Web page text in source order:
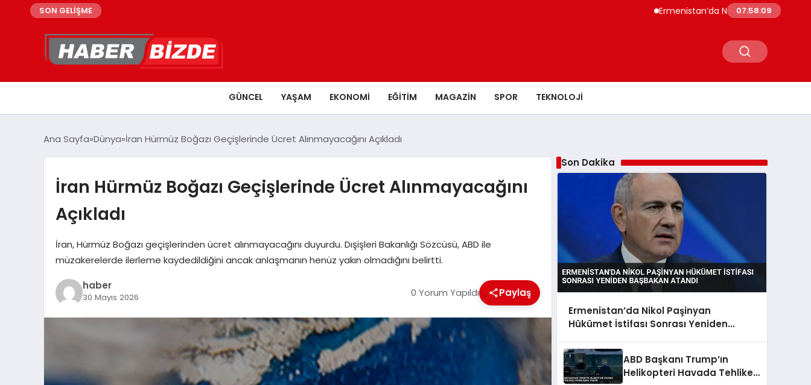
SON GELİŞME Ermenistan’da Nikol Paşinyan Hükümet
07:58:10
GÜNCEL YAŞAM EKONOMI EĞITIM MAGAZIN SPOR TEKNOLOJI
Ana Sayfa Dünya İran Hürmüz Boğazı Geçişlerinde Ücret Alınmayacağını Açıkladı
İran Hürmüz Boğazı Geçişlerinde Ücret Alınmayacağını
Açıkladı
İran, Hürmüz Boğazı geçişlerinden ücret alınmayacağını duyurdu. Dışişleri Bakanlığı Sözcüsü, ABD ile
müzakerelerde ilerleme kaydedildiğini ancak anlaşmanın henüz yakın olmadığını belirtti.
haber
30 Mayıs 2026 0 Yorum Yapıldı Paylaş
Son Dakika
Ermenistan’da Nikol Paşinyan
Hükümet İstifası Sonrası Yeniden
ABD Başkanı Trump’ın
Helikopteri Havada Tehlikeli